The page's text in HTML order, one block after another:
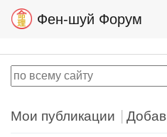
Фен-шуй Форум
Мои публикации